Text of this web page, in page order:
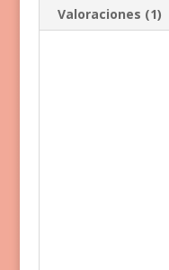
Valoraciones (1)